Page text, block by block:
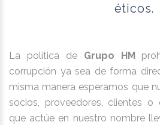
éticos.
La política de Grupo HM
corrupción ya sea de forma
misma manera esperamos que
socios, proveedores, clientes o
que actúe en nuestro nombre